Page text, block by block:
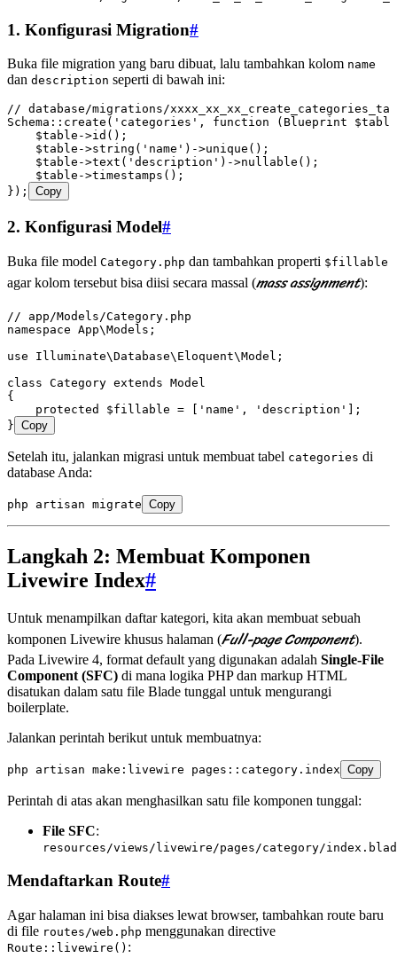
1. Konfigurasi Migration#
Buka file migration yang baru dibuat, lalu tambahkan kolom name
dan description seperti di bawah ini:
// database/migrations/
Schema :: create ( 'categories' , function ( Blueprint
    $table
->id () ;
    $table
->string ( 'name' ) ->unique () ;
    $table
->text ( 'description' ) ->nullable () ;
    $table
->timestamps () ;
} ) ; Copy
2. Konfigurasi Model#
Buka file model Category.php dan tambahkan properti $fillable
agar kolom tersebut bisa diisi secara massal (mass assignment):
// app/Models/Category.php
namespace App\Models ;
use Illuminate\Database\ Eloquent\Model ;
class Category extends Model
{
    protected
$fillable = [ 'name' , 'description' ];
} Copy
Setelah itu, jalankan migrasi untuk membuat tabel categories di
database Anda:
php artisan migrate Copy
Langkah 2: Membuat Komponen
Livewire Index#
Untuk menampilkan daftar kategori, kita akan membuat sebuah
komponen Livewire khusus halaman (Full-page Component).
Pada Livewire 4, format default yang digunakan adalah Single-File
Component (SFC) di mana logika PHP dan markup HTML
disatukan dalam satu file Blade tunggal untuk mengurangi
boilerplate.
Jalankan perintah berikut untuk membuatnya:
php artisan make:livewire pages::category.index Copy
Perintah di atas akan menghasilkan satu file komponen tunggal:
File SFC:
resources/views/livewire/pages/category/
Mendaftarkan Route#
Agar halaman ini bisa diakses lewat browser, tambahkan route baru
di file routes/web.php menggunakan directive
Route::livewire() :